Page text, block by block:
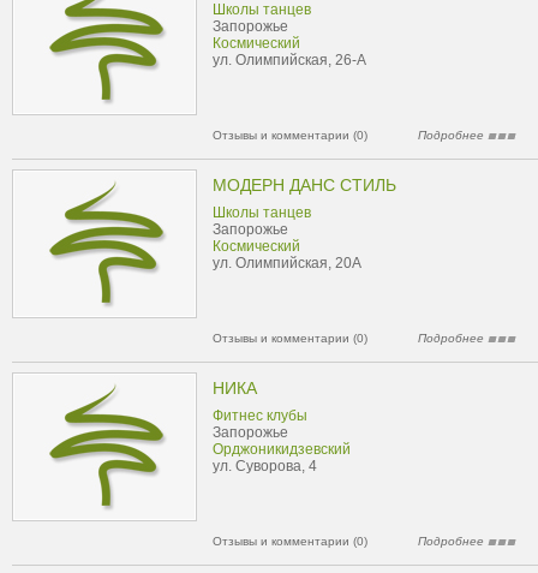
Школы танцев
Запорожье
Космический
ул. Олимпийская, 26-А
Отзывы и комментарии (0) Подробнее
МОДЕРН ДАНС СТИЛЬ
Школы танцев
Запорожье
Космический
ул. Олимпийская, 20А
Отзывы и комментарии (0) Подробнее
НИКА
Фитнес клубы
Запорожье
Орджоникидзевский
ул. Суворова, 4
Отзывы и комментарии (0) Подробнее